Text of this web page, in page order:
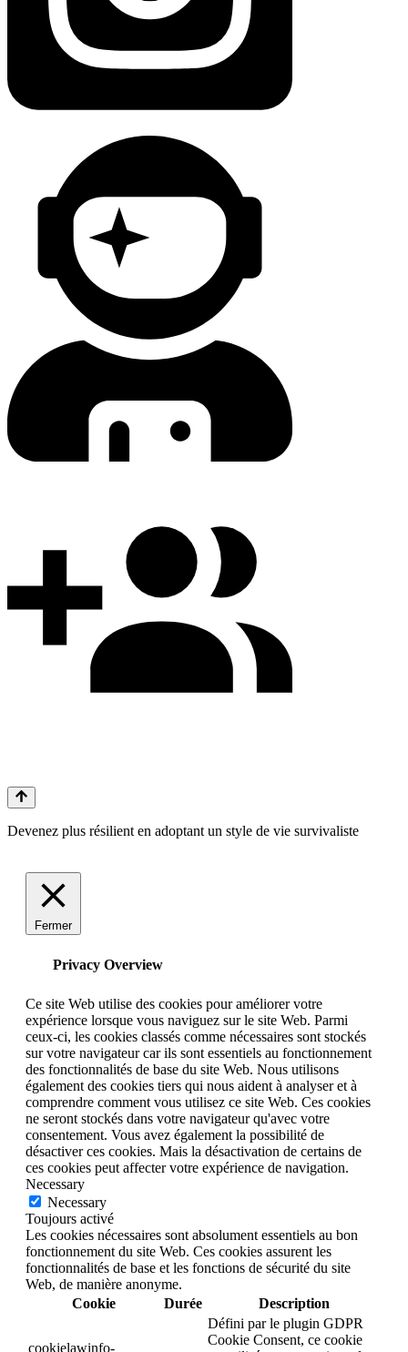
Devenez plus résilient en adoptant un style de vie survivaliste
Fermer
Privacy Overview
Ce site Web utilise des cookies pour améliorer votre
expérience lorsque vous naviguez sur le site Web. Parmi
ceux-ci, les cookies classés comme nécessaires sont stockés
sur votre navigateur car ils sont essentiels au fonctionnement
des fonctionnalités de base du site Web. Nous utilisons
également des cookies tiers qui nous aident à analyser et à
comprendre comment vous utilisez ce site Web. Ces cookies
ne seront stockés dans votre navigateur qu'avec votre
consentement. Vous avez également la possibilité de
désactiver ces cookies. Mais la désactivation de certains de
ces cookies peut affecter votre expérience de navigation.
Necessary
Necessary
Toujours activé
Les cookies nécessaires sont absolument essentiels au bon
fonctionnement du site Web. Ces cookies assurent les
fonctionnalités de base et les fonctions de sécurité du site
Web, de manière anonyme.
Cookie
Durée Description
cookielawinfo-
Défini par le plugin GDPR
Cookie Consent, ce cookie